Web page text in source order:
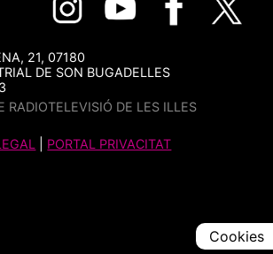
21, 07180
DE SON BUGADELLES
RADIOTELEVISIÓ DE LES ILLES
PORTAL PRIVACITAT
Cookies